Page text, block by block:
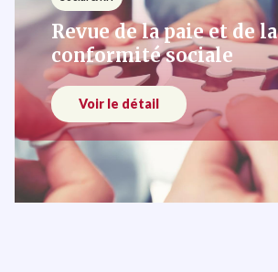
Revue de la paie et de la
conformité sociale
Voir le détail